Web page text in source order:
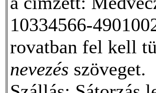
10334566-
rovatban fel kell
nevezés szöveget.